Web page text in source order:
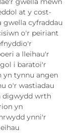
at y cost-
cyfraddau
o'r peiriant
a lleihau'r
i baratoi'r
yn tynnu angen
o'r wastiadau
digwydd wrth
yn
ynni'r